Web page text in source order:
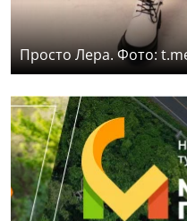
Просто Лера. Фото: